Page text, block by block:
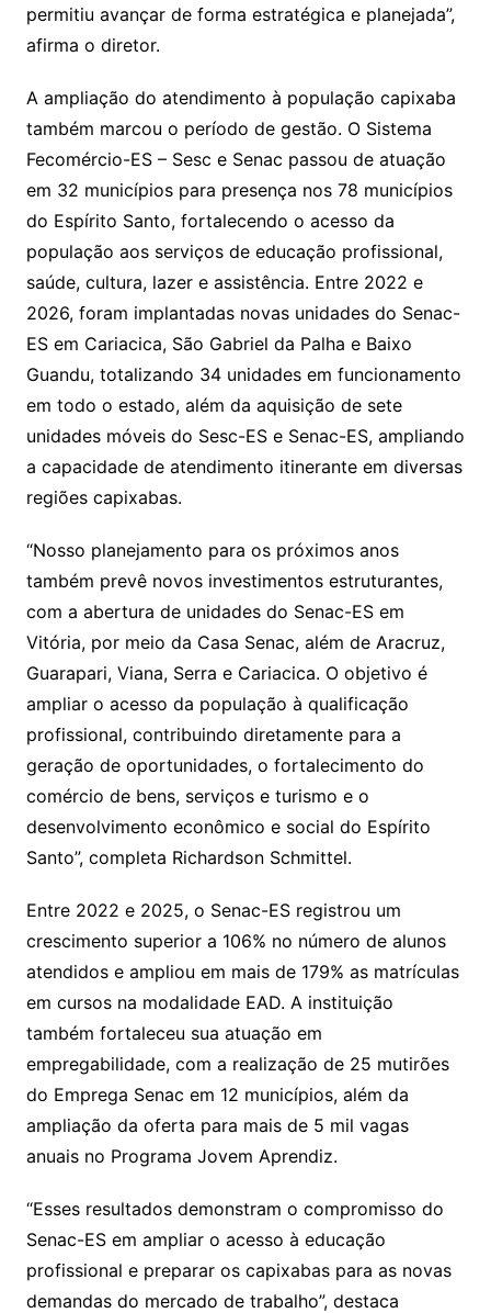
permitiu avançar de forma estratégica e planejada”,
afirma o diretor.
A ampliação do atendimento à população capixaba
também marcou o período de gestão. O Sistema
Fecomércio-ES – Sesc e Senac passou de atuação
em 32 municípios para presença nos 78 municípios
do Espírito Santo, fortalecendo o acesso da
população aos serviços de educação profissional,
saúde, cultura, lazer e assistência. Entre 2022 e
2026, foram implantadas novas unidades do Senac-
ES em Cariacica, São Gabriel da Palha e Baixo
Guandu, totalizando 34 unidades em funcionamento
em todo o estado, além da aquisição de sete
unidades móveis do Sesc-ES e Senac-ES, ampliando
a capacidade de atendimento itinerante em diversas
regiões capixabas.
“Nosso planejamento para os próximos anos
também prevê novos investimentos estruturantes,
com a abertura de unidades do Senac-ES em
Vitória, por meio da Casa Senac, além de Aracruz,
Guarapari, Viana, Serra e Cariacica. O objetivo é
ampliar o acesso da população à qualificação
profissional, contribuindo diretamente para a
geração de oportunidades, o fortalecimento do
comércio de bens, serviços e turismo e o
desenvolvimento econômico e social do Espírito
Santo”, completa Richardson Schmittel.
Entre 2022 e 2025, o Senac-ES registrou um
crescimento superior a 106% no número de alunos
atendidos e ampliou em mais de 179% as matrículas
em cursos na modalidade EAD. A instituição
também fortaleceu sua atuação em
empregabilidade, com a realização de 25 mutirões
do Emprega Senac em 12 municípios, além da
ampliação da oferta para mais de 5 mil vagas
anuais no Programa Jovem Aprendiz.
“Esses resultados demonstram o compromisso do
Senac-ES em ampliar o acesso à educação
profissional e preparar os capixabas para as novas
demandas do mercado de trabalho”, destaca